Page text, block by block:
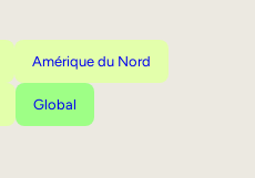
Amérique du Nord
Global